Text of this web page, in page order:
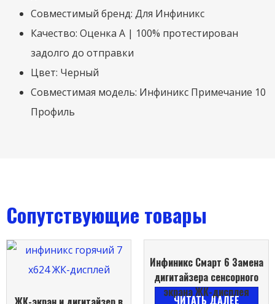
Совместимый бренд: Для Инфиникс
Качество: Оценка А | 100% протестирован
задолго до отправки
Цвет: Черный
Совместимая модель: Инфиникс Примечание 10
Профиль
Сопутствующие товары
Инфиникс Смарт 6 Замена
дигитайзера сенсорного
экрана ЖК-дисплея
ЧИТАТЬ ДАЛЕЕ